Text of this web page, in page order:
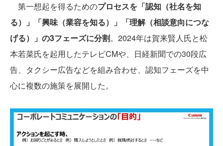
第一想起を得るためのプロセスを「認知（社名を知
る）」「興味（業容を知る）」「理解（相談意向につな
げる）」の3フェーズに分割。2024年は賀来賢人氏と松
本若菜氏を起用したテレビCMや、日経新聞での30段広
告、タクシー広告などを組み合わせ、認知フェーズを中
心に複数の施策を展開した。